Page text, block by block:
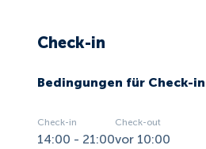
Check-in
Bedingungen für Check-in
Check-in
14:00 - 21:00
Check-out
vor 10:00